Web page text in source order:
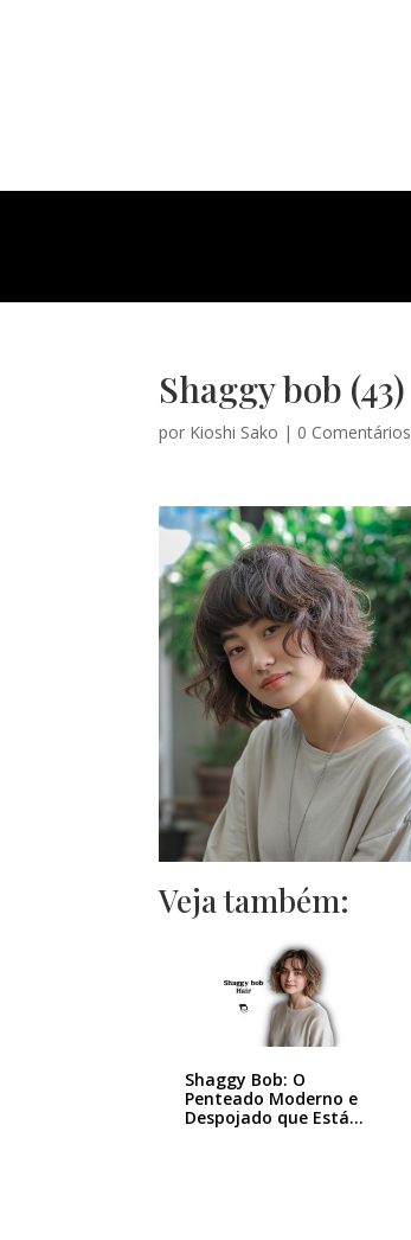
Shaggy bob (43)
por Kioshi Sako | 0 Comentários
Veja também:
Shaggy Bob: O
Penteado Moderno e
Despojado que Está…